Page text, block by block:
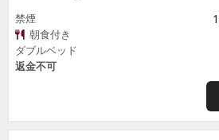
禁煙
朝食付き
ダブルベッド
返金不可